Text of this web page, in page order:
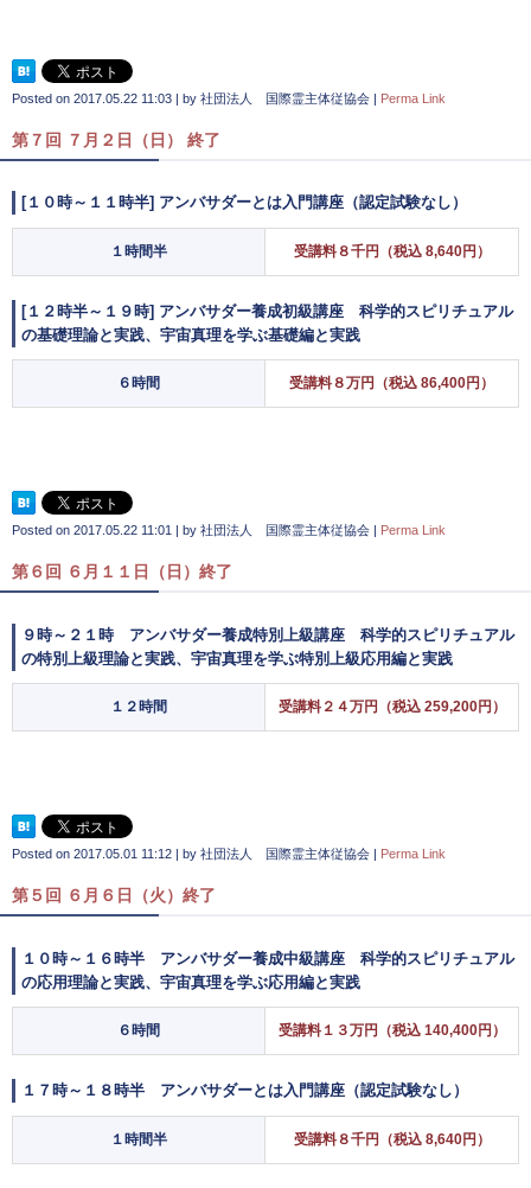
Posted on 2017.05.22 11:03 | by 社団法人 国際霊主体従協会 | Perma Link
第７回 ７月２日（日） 終了
[１０時～１１時半] アンバサダーとは入門講座（認定試験なし）
１時間半 受講料８千円（税込 8,640円）
[１２時半～１９時] アンバサダー養成初級講座 科学的スピリチュアル
の基礎理論と実践、宇宙真理を学ぶ基礎編と実践
６時間 受講料８万円（税込 86,400円）
Posted on 2017.05.22 11:01 by 社団法人 国際霊主体従協会 Perma Link
第６回 ６月１１日（日）終了
９時～２１時 アンバサダー養成特別上級講座 科学的スピリチュアル
の特別上級理論と実践、宇宙真理を学ぶ特別上級応用編と実践
１２時間 受講料２４万円（税込 259,200円）
Posted on 2017.05.01 11:12 by 社団法人 国際霊主体従協会 Perma Link
第５回 ６月６日（火）終了
１０時～１６時半 アンバサダー養成中級講座 科学的スピリチュアル
の応用理論と実践、宇宙真理を学ぶ応用編と実践
６時間 受講料１３万円（税込 140,400円）
１７時～１８時半 アンバサダーとは入門講座（認定試験なし）
１時間半 受講料８千円（税込 8,640円）